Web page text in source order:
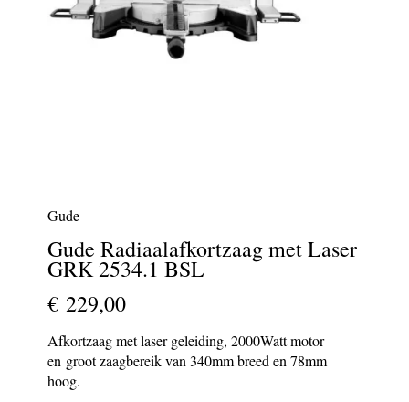
Gude
Gude Radiaalafkortzaag met Laser
GRK 2534.1 BSL
€ 229,00
Afkortzaag met laser geleiding, 2000Watt motor
en groot zaagbereik van 340mm breed en 78mm
hoog.